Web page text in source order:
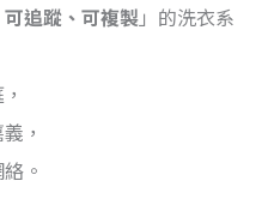
追蹤、可複製」的洗衣系
，
。